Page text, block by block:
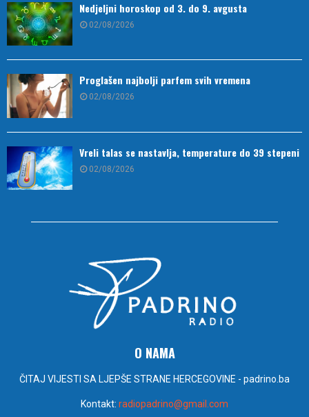
Nedjeljni horoskop od 3. do 9. avgusta
02/08/2026
Proglašen najbolji parfem svih vremena
02/08/2026
Vreli talas se nastavlja, temperature do 39 stepeni
02/08/2026
O NAMA
ČITAJ VIJESTI SA LJEPŠE STRANE HERCEGOVINE - padrino.ba
Kontakt: radiopadrino@gmail.com